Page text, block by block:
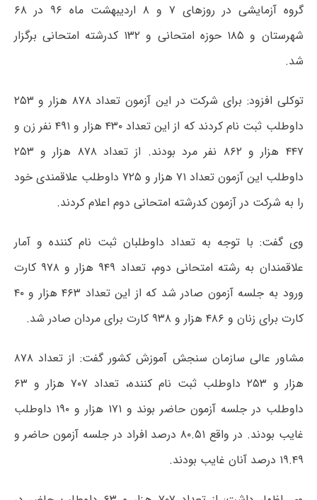
گروه آزمایشی در روزهای ۷ و ۸ اردیبهشت ماه ۹۶ در ۶۸
شهرستان و ۱۸۵ حوزه امتحانی و ۱۳۲ کدرشته امتحانی برگزار
شد.
توکلی افزود: برای شرکت در این آزمون تعداد ۸۷۸ هزار و ۲۵۳
داوطلب ثبت نام کردند که از این تعداد ۴۳۰ هزار و ۴۹۱ نفر زن و
۴۴۷ هزار و ۸۶۲ نفر مرد بودند. از تعداد ۸۷۸ هزار و ۲۵۳
داوطلب این آزمون تعداد ۷۱ هزار و ۷۲۵ داوطلب علاقمندی خود
را به شرکت در آزمون کدرشته امتحانی دوم اعلام کردند.
وی گفت: با توجه به تعداد داوطلبان ثبت نام کننده و آمار
علاقمندان به رشته امتحانی دوم، تعداد ۹۴۹ هزار و ۹۷۸ کارت
ورود به جلسه آزمون صادر شد که از این تعداد ۴۶۳ هزار و ۴۰
کارت برای زنان و ۴۸۶ هزار و ۹۳۸ کارت برای مردان صادر شد.
مشاور عالی سازمان سنجش آموزش کشور گفت: از تعداد ۸۷۸
هزار و ۲۵۳ داوطلب ثبت نام کننده، تعداد ۷۰۷ هزار و ۶۳
داوطلب در جلسه آزمون حاضر بوند و ۱۷۱ هزار و ۱۹۰ داوطلب
غایب بودند. در واقع ۸۰.۵۱ درصد افراد در جلسه آزمون حاضر و
۱۹.۴۹ درصد آنان غایب بودند.